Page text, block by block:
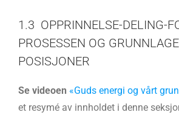
1.3 OPPRINNELSE-DELING-
PROSESSEN OG
POSISJONER
Se videoen «Guds energi og vårt
et resymé av innholdet i denne